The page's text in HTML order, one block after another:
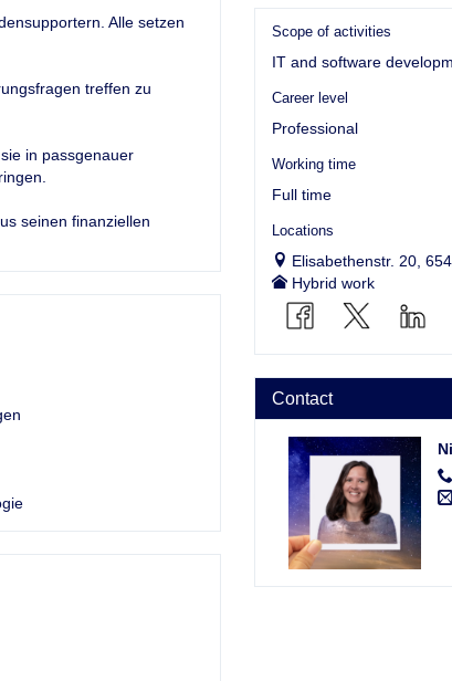
Alle setzen
treffen zu
in passgenauer
seinen finanziellen
Scope of activities
IT and software
Career level
Professional
Working time
Full time
Locations
Elisabethenstr. 20,
Hybrid work
Contact